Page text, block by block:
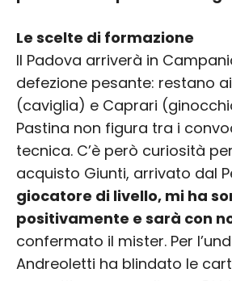
Le scelte di formazione
Il Padova arriverà in
defezione pesante: restano
(caviglia) e Caprari
Pastina non figura tra i
tecnica. C’è però curiosità
acquisto Giunti, arrivato dal
giocatore di livello, mi ha
positivamente e sarà con
confermato il mister. Per
Andreoletti ha blindato le